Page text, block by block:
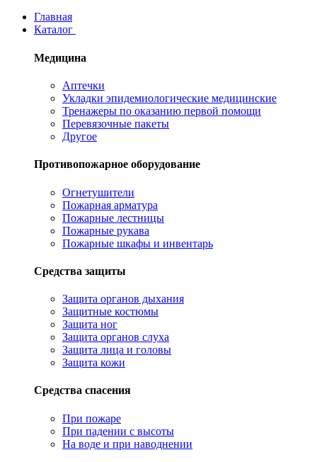
Главная
Каталог
Медицина
Аптечки
Укладки эпидемиологические медицинские
Тренажеры по оказанию первой помощи
Перевязочные пакеты
Другое
Противопожарное оборудование
Огнетушители
Пожарная арматура
Пожарные лестницы
Пожарные рукава
Пожарные шкафы и инвентарь
Средства защиты
Защита органов дыхания
Защитные костюмы
Защита ног
Защита органов слуха
Защита лица и головы
Защита кожи
Средства спасения
При пожаре
При падении с высоты
На воде и при наводнении